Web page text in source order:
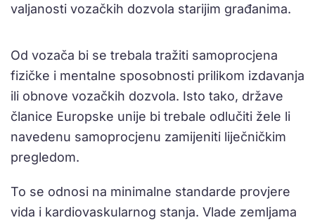
valjanosti vozačkih dozvola starijim građanima.
Od vozača bi se trebala tražiti samoprocjena
fizičke i mentalne sposobnosti prilikom izdavanja
ili obnove vozačkih dozvola. Isto tako, države
članice Europske unije bi trebale odlučiti žele li
navedenu samoprocjenu zamijeniti liječničkim
pregledom.
To se odnosi na minimalne standarde provjere
vida i kardiovaskularnog stanja. Vlade zemljama